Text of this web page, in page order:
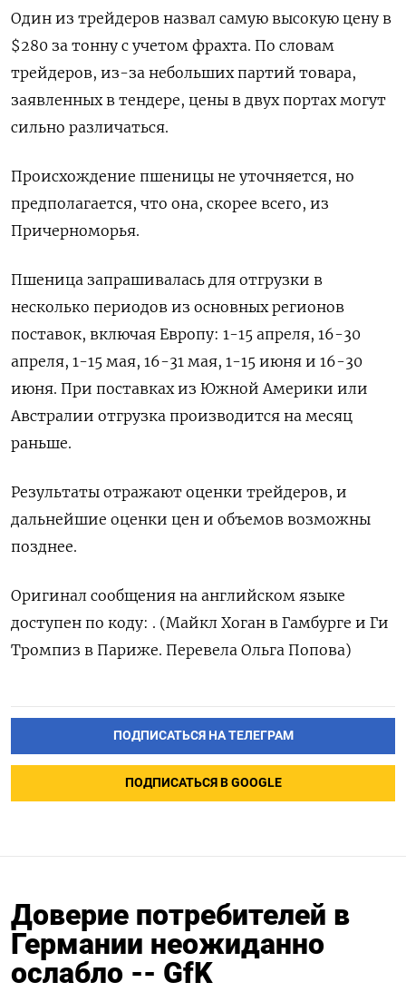
Один из трейдеров назвал самую высокую цену в
$280 за тонну с учетом фрахта. По словам
трейдеров, из-за небольших партий товара,
заявленных в тендере, цены в двух портах могут
сильно различаться.
Происхождение пшеницы не уточняется, но
предполагается, что она, скорее всего, из
Причерноморья.
Пшеница запрашивалась для отгрузки в
несколько периодов из основных регионов
поставок, включая Европу: 1-15 апреля, 16-30
апреля, 1-15 мая, 16-31 мая, 1-15 июня и 16-30
июня. При поставках из Южной Америки или
Австралии отгрузка производится на месяц
раньше.
Результаты отражают оценки трейдеров, и
дальнейшие оценки цен и объемов возможны
позднее.
Оригинал сообщения на английском языке
доступен по коду: . (Майкл Хоган в Гамбурге и Ги
Тромпиз в Париже. Перевела Ольга Попова)
ПОДПИСАТЬСЯ НА ТЕЛЕГРАМ
ПОДПИСАТЬСЯ В GOOGLE
Доверие потребителей в
Германии неожиданно
ослабло -- GfK